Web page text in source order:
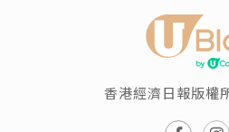
香港經濟日報版權